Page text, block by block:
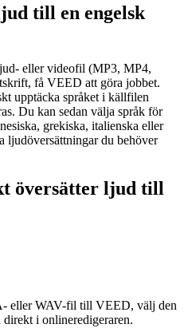
till en engelsk
eller videofil (MP3, MP4,
få VEED att göra jobbet.
upptäcka språket i källfilen
Du kan sedan välja språk för
grekiska, italienska eller
ljudöversättningar du behöver
översätter ljud till
eller WAV-fil till VEED, välj den
direkt i onlineredigeraren.